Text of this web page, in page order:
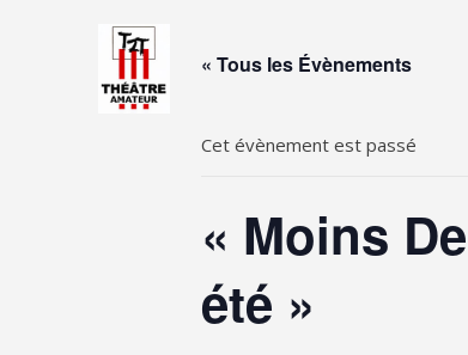
« Tous les Évènements
Cet évènement est passé
« Moins
été »